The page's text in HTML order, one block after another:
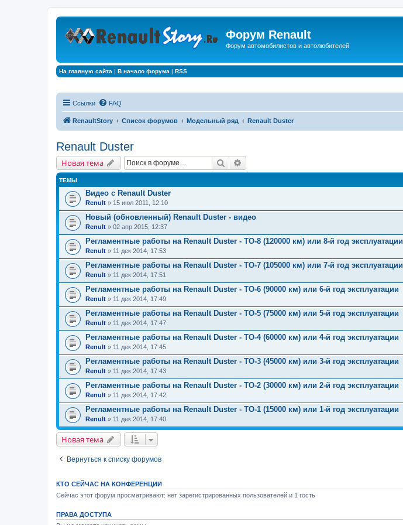
Форум Renault
Форум автомобилистов и автолюбителей
На главную сайта | В начало форума | RSS
Ссылки FAQ
RenaultStory Список форумов Модельный ряд Renault Duster
Renault Duster
Новая тема Поиск
ТЕМЫ
Видео с Renault Duster
Renult » 15 июл 2011, 12:10
Новый (обновленный) Renault Duster - видео
Renult » 02 апр 2015, 12:37
Регламентные работы на Renault Duster - ТО-8 (120000 км) или 8-й год эксплуатации
Renult » 11 дек 2014, 17:53
Регламентные работы на Renault Duster - ТО-7 (105000 км) или 7-й год эксплуатации
Renult » 11 дек 2014, 17:51
Регламентные работы на Renault Duster - ТО-6 (90000 км) или 6-й год эксплуатации
Renult » 11 дек 2014, 17:49
Регламентные работы на Renault Duster - ТО-5 (75000 км) или 5-й год эксплуатации
Renult » 11 дек 2014, 17:47
Регламентные работы на Renault Duster - ТО-4 (60000 км) или 4-й год эксплуатации
Renult » 11 дек 2014, 17:45
Регламентные работы на Renault Duster - ТО-3 (45000 км) или 3-й год эксплуатации
Renult » 11 дек 2014, 17:43
Регламентные работы на Renault Duster - ТО-2 (30000 км) или 2-й год эксплуатации
Renult » 11 дек 2014, 17:42
Регламентные работы на Renault Duster - ТО-1 (15000 км) или 1-й год эксплуатации
Renult » 11 дек 2014, 17:40
Новая тема
Вернуться к списку форумов
КТО СЕЙЧАС НА КОНФЕРЕНЦИИ
Сейчас этот форум просматривают: нет зарегистрированных пользователей и 1 гость
ПРАВА ДОСТУПА